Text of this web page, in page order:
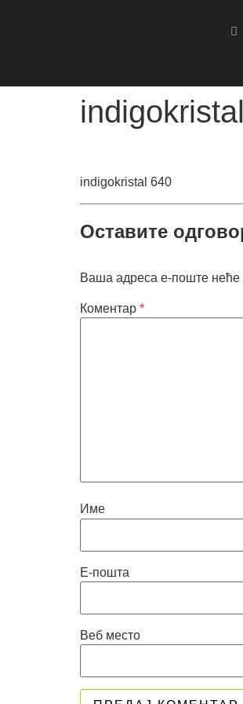
indigokristal 640
Оставите
Ваша адреса е-поште неће
Коментар *
Име
Е-пошта
Веб место